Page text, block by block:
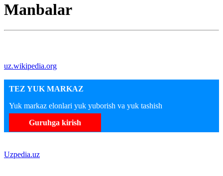
Manbalar
uz.wikipedia.org
TEZ YUK MARKAZ
Yuk markaz elonlari yuk yuborish va yuk tashish
Guruhga kirish
Uzpedia.uz